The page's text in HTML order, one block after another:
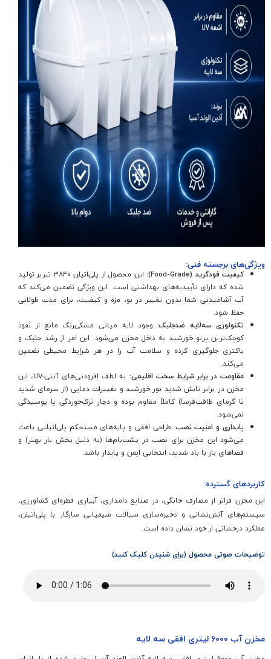
ویژگی‌های برجسته فنی:
کیفیت فودگرید (Food-Grade):
این محصول از پلی‌اتیلن ۳۸۴۰ تبریز تولید
شده که دارای تأییدیه‌های بهداشتی است. این ویژگی تضمین می‌کند که
آب آشامیدنی شما بدون تغییر در بو، مزه و کیفیت، برای مدت طولانی
حفظ شود.
تکنولوژی سه‌لایه ضدجلبک:وجود لایه میانی مشکی‌رنگ مانع از نفوذ
کوچک‌ترین پرتو خورشید به داخل مخزن می‌شود. این امر از رشد جلبک و
باکتری جلوگیری کرده و سلامت آب را در هر شرایط محیطی تضمین
می‌کند.
مقاومت در برابر شرایط سخت اقلیمی:
به لطف افزودنی‌های آنتی-UV، این
مخزن در برابر تابش شدید نور خورشید و تغییرات دمایی (از سرمای شدید
تا گرمای طاقت‌فرسا) کاملاً مقاوم بوده و دچار ترک‌خوردگی یا پوسیدگی
نمی‌شود.
پایداری و امنیت نصب: طراحی افقی و پایه‌های مستحکم پلی‌اتیلنی باعث
می‌شود این مخزن برای نصب در پشت‌بام‌ها (به دلیل پخش بار بهتر) و
فضاهای باز با باد شدید، انتخابی ایمن و پایدار باشد.
کاربردهای گسترده:
این مخزن فراتر از مصارف خانگی، در صنایع دامداری، آبیاری قطره‌ای کشاورزی،
سیستم‌های آتش‌نشانی و ذخیره‌سازی سیالات شیمیایی سازگار با پلی‌اتیلن،
عملکرد درخشانی از خود نشان داده است.
توضیحات صوتی محصول (برای شنیدن کلیک کنید)
مخزن آب ۶۰۰۰ لیتری افقی سه لایه